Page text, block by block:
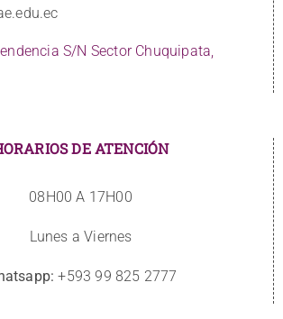
S/N Sector Chuquipata,
DE ATENCIÓN
08H00 A 17H00
Lunes a Viernes
+593 99 825 2777